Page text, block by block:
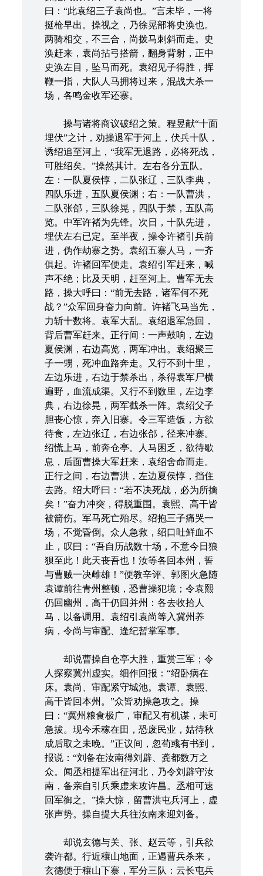
曰：“此袁绍三子袁尚也。”言未毕，一将
挺枪早出。操视之，乃徐晃部将史涣也。
两骑相交，不三合，尚拨马刺斜而走。史
涣赶来，袁尚拈弓搭箭，翻身背射，正中
史涣左目，坠马而死。袁绍见子得胜，挥
鞭一指，大队人马拥将过来，混战大杀一
场，各鸣金收军还寨。
操与诸将商议破绍之策。程昱献“十面
埋伏”之计，劝操退军于河上，伏兵十队，
诱绍追至河上，“我军无退路，必将死战，
可胜绍矣。”操然其计。左右各分五队。
左：一队夏侯惇，二队张辽，三队李典，
四队乐进，五队夏侯渊；右：一队曹洪，
二队张郃，三队徐晃，四队于禁，五队高
览。中军许褚为先锋。次日，十队先进，
埋伏左右已定。至半夜，操令许褚引兵前
进，伪作劫寨之势。袁绍五寨人马，一齐
俱起。许褚回军便走。袁绍引军赶来，喊
声不绝；比及天明，赶至河上。曹军无去
路，操大呼曰：“前无去路，诸军何不死
战？”众军回身奋力向前。许褚飞马当先，
力斩十数将。袁军大乱。袁绍退军急回，
背后曹军赶来。正行间：一声鼓响，左边
夏侯渊，右边高览，两军冲出。袁绍聚三
子一甥，死冲血路奔走。又行不到十里，
左边乐进，右边于禁杀出，杀得袁军尸横
遍野，血流成渠。又行不到数里，左边李
典，右边徐晃，两军截杀一阵。袁绍父子
胆丧心惊，奔入旧寨。令三军造饭，方欲
待食，左边张辽，右边张郃，径来冲寨。
绍慌上马，前奔仓亭。人马困乏，欲待歇
息，后面曹操大军赶来，袁绍舍命而走。
正行之间，右边曹洪，左边夏侯惇，挡住
去路。绍大呼曰：“若不决死战，必为所擒
矣！”奋力冲突，得脱重围。袁熙、高干皆
被箭伤。军马死亡殆尽。绍抱三子痛哭一
场，不觉昏倒。众人急救，绍口吐鲜血不
止，叹曰：“吾自历战数十场，不意今日狼
狈至此！此天丧吾也！汝等各回本州，誓
与曹贼一决雌雄！”便教辛评、郭图火急随
袁谭前往青州整顿，恐曹操犯境；令袁熙
仍回幽州，高干仍回并州：各去收拾人
马，以备调用。袁绍引袁尚等入冀州养
病，令尚与审配、逢纪暂掌军事。
却说曹操自仓亭大胜，重赏三军；令
人探察冀州虚实。细作回报：“绍卧病在
床。袁尚、审配紧守城池。袁谭、袁熙、
高干皆回本州。”众皆劝操急攻之。操
曰：“冀州粮食极广，审配又有机谋，未可
急拔。现今禾稼在田，恐废民业，姑待秋
成后取之未晚。”正议间，忽荀彧有书到，
报说：“刘备在汝南得刘辟、龚都数万之
众。闻丞相提军出征河北，乃令刘辟守汝
南，备亲自引兵乘虚来攻许昌。丞相可速
回军御之。”操大惊，留曹洪屯兵河上，虚
张声势。操自提大兵往汝南来迎刘备。
却说玄德与关、张、赵云等，引兵欲
袭许都。行近穰山地面，正遇曹兵杀来，
玄德便于穰山下寨，军分三队：云长屯兵